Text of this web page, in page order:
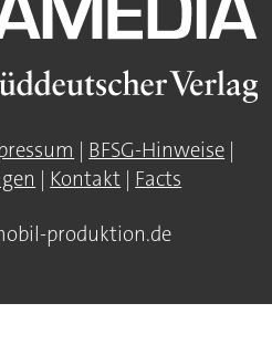
| BFSG-Hinweise |
| Kontakt | Facts
produktion.de